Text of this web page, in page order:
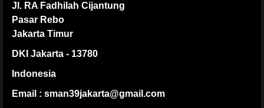
Jl. RA Fadhilah Cijantung
Pasar Rebo
Jakarta Timur
DKI Jakarta - 13780
Indonesia
Email : sman39jakarta@gmail.com